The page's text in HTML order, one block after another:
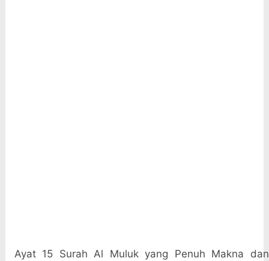
Ayat 15 Surah Al Muluk yang Penuh Makna dan